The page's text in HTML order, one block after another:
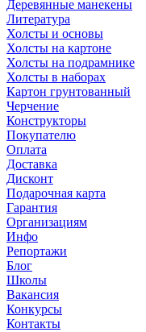
Деревянные манекены
Литература
Холсты и основы
Холсты на картоне
Холсты на подрамнике
Холсты в наборах
Картон грунтованный
Черчение
Конструкторы
Покупателю
Оплата
Доставка
Дисконт
Подарочная карта
Гарантия
Организациям
Инфо
Репортажи
Блог
Школы
Вакансия
Конкурсы
Контакты